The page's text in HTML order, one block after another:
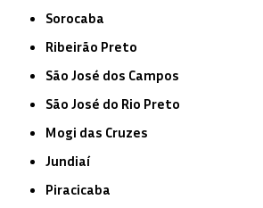
Sorocaba
Ribeirão Preto
São José dos Campos
São José do Rio Preto
Mogi das Cruzes
Jundiaí
Piracicaba